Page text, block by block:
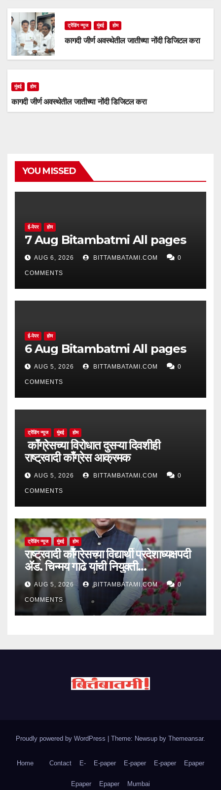
ट्रेंडिंग न्यूज मुंबई होम
कागदी जीर्ण अवस्थेतील जातीच्या नोंदी डिजिटल करा
मुंबई होम
कागदी जीर्ण अवस्थेतील जातीच्या नोंदी डिजिटल करा
YOU MISSED
ई-पेपर होम
7 Aug Bitambatmi All pages
AUG 6, 2026 BITTAMBATAMI.COM 0
COMMENTS
ई-पेपर होम
6 Aug Bitambatmi All pages
AUG 5, 2026 BITTAMBATAMI.COM 0
COMMENTS
ट्रेंडिंग न्यूज मुंबई होम
काँग्रेसच्या विरोधात दुसऱ्या दिवशीही
राष्ट्रवादी काँग्रेस आक्रमक
AUG 5, 2026 BITTAMBATAMI.COM 0
COMMENTS
ट्रेंडिंग न्यूज मुंबई होम
राष्ट्रवादी काँग्रेसच्या विद्यार्थी प्रदेशाध्यक्षपदी
ॲड. चिन्मय गाढे यांची नियुक्ती…
AUG 5, 2026 BITTAMBATAMI.COM 0
COMMENTS
Proudly powered by WordPress Theme: Newsup by Themeansar.
Home Contact E- E-paper E-paper E-paper Epaper
Epaper Epaper Mumbai